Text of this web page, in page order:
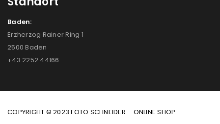
Baden:
Erzherzog Rainer Ring 1
2500 Baden
+43 2252 44166
COPYRIGHT © 2023 FOTO SCHNEIDER – ONLINE SHOP